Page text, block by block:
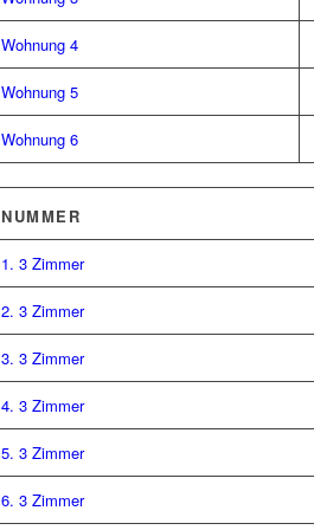
Wohnung 4
Wohnung 5
Wohnung 6
NUMMER
1. 3 Zimmer
2. 3 Zimmer
3. 3 Zimmer
4. 3 Zimmer
5. 3 Zimmer
6. 3 Zimmer